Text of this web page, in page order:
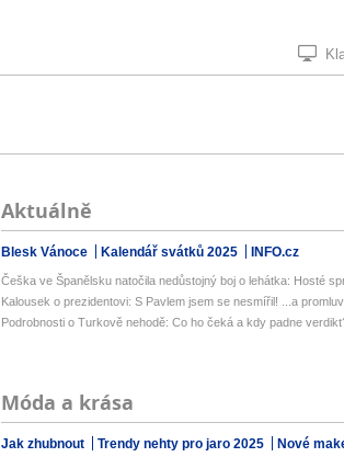
Aktuálně
Blesk Vánoce Kalendář svátků 2025 INFO.cz
Češka ve Španělsku natočila nedůstojný boj o lehátka: Hosté
Kalousek o prezidentovi: S Pavlem jsem se nesmířil! ...a
Podrobnosti o Turkově nehodě: Co ho čeká a kdy padne
Móda a krása
Jak zhubnout Trendy nehty pro jaro 2025 Nové